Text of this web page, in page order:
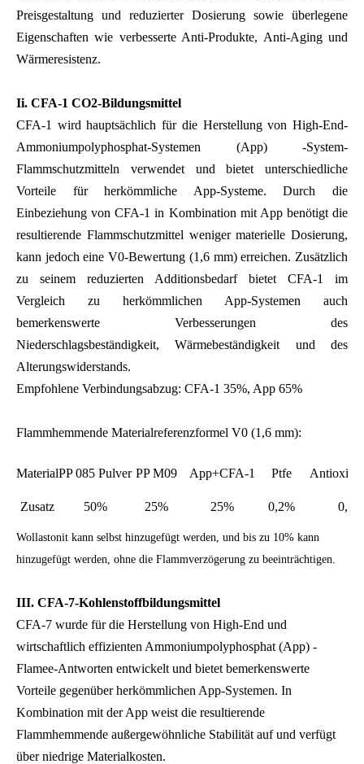
Preisgestaltung und reduzierter Dosierung sowie überlegene
Eigenschaften wie verbesserte Anti-Produkte, Anti-Aging und
Wärmeresistenz.
Ii. CFA-1 CO2-Bildungsmittel
CFA-1 wird hauptsächlich für die Herstellung von High-End-
Ammoniumpolyphosphat-Systemen (App) -System-
Flammschutzmitteln verwendet und bietet unterschiedliche
Vorteile für herkömmliche App-Systeme. Durch die
Einbeziehung von CFA-1 in Kombination mit App benötigt die
resultierende Flammschutzmittel weniger materielle Dosierung,
kann jedoch eine V0-Bewertung (1,6 mm) erreichen. Zusätzlich
zu seinem reduzierten Additionsbedarf bietet CFA-1 im
Vergleich zu herkömmlichen App-Systemen auch
bemerkenswerte Verbesserungen des
Niederschlagsbeständigkeit, Wärmebeständigkeit und des
Alterungswiderstands.
Empfohlene Verbindungsabzug: CFA-1 35%, App 65%
Flammhemmende Materialreferenzformel V0 (1,6 mm):
MaterialPP 085 Pulver PP M09 App+CFA-1 Ptfe
Zusatz 50% 25% 25% 0,2% 0,3%
Wollastonit kann selbst hinzugefügt werden, und bis zu 10% kann
hinzugefügt werden, ohne die Flammverzögerung zu beeinträchtigen.
III. CFA-7-Kohlenstoffbildungsmittel
CFA-7 wurde für die Herstellung von High-End und
wirtschaftlich effizienten Ammoniumpolyphosphat (App) -
Flamee-Antworten entwickelt und bietet bemerkenswerte
Vorteile gegenüber herkömmlichen App-Systemen. In
Kombination mit der App weist die resultierende
Flammhemmende außergewöhnliche Stabilität auf und verfügt
über niedrige Materialkosten.